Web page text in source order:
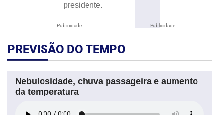
Publicidade
presidente.
Publicidade
PREVISÃO DO TEMPO
Nebulosidade, chuva passageira e aumento
da temperatura